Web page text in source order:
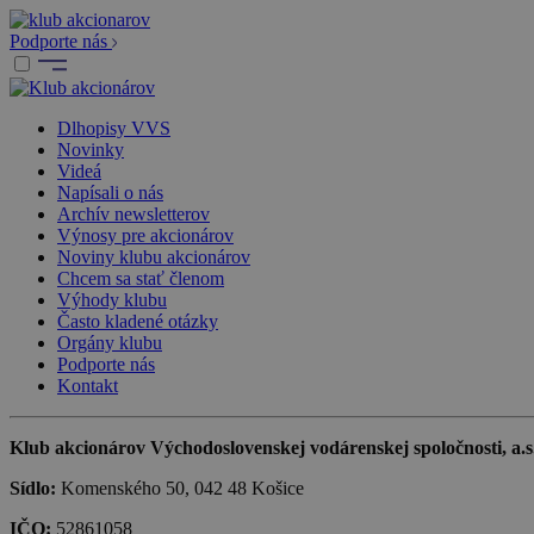
Podporte nás
Dlhopisy VVS
Novinky
Videá
Napísali o nás
Archív newsletterov
Výnosy pre akcionárov
Noviny klubu akcionárov
Chcem sa stať členom
Výhody klubu
Často kladené otázky
Orgány klubu
Podporte nás
Kontakt
Klub akcionárov Východoslovenskej vodárenskej spoločnosti,
Sídlo: Komenského 50, 042 48 Košice
IČO: 52861058